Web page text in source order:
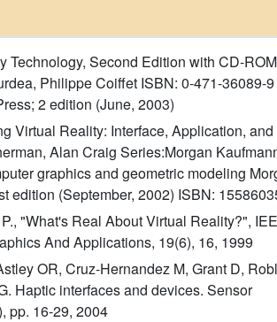
Technology, Second Edition with CD-ROM
Philippe Coiffet ISBN: 0-471-36089-9
2 edition (June, 2003)
Virtual Reality: Interface, Application, and
Alan Craig Series:Morgan
graphics and geometric modeling
edition (September, 2002) ISBN:
P., "What's Real About Virtual Reality?",
And Applications, 19(6), 16, 1999
OR, Cruz-Hernandez M, Grant D,
Haptic interfaces and devices. Sensor
pp. 16-29, 2004